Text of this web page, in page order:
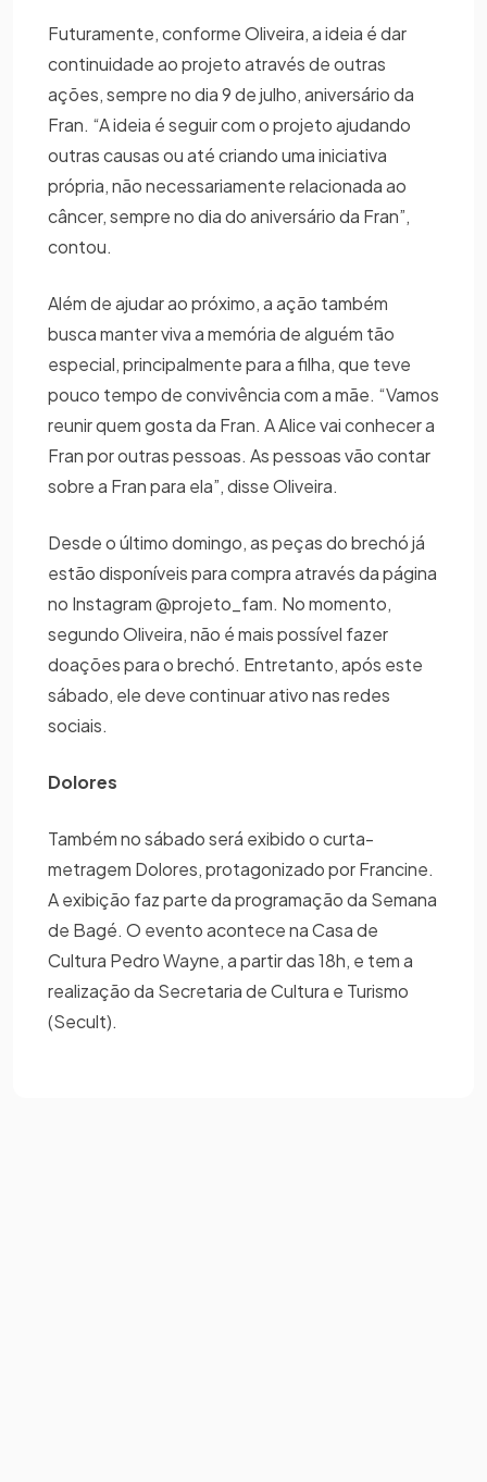
Futuramente, conforme Oliveira, a ideia é dar
continuidade ao projeto através de outras
ações, sempre no dia 9 de julho, aniversário da
Fran. “A ideia é seguir com o projeto ajudando
outras causas ou até criando uma iniciativa
própria, não necessariamente relacionada ao
câncer, sempre no dia do aniversário da Fran”,
contou.
Além de ajudar ao próximo, a ação também
busca manter viva a memória de alguém tão
especial, principalmente para a filha, que teve
pouco tempo de convivência com a mãe. “Vamos
reunir quem gosta da Fran. A Alice vai conhecer a
Fran por outras pessoas. As pessoas vão contar
sobre a Fran para ela”, disse Oliveira.
Desde o último domingo, as peças do brechó já
estão disponíveis para compra através da página
no Instagram @projeto_fam. No momento,
segundo Oliveira, não é mais possível fazer
doações para o brechó. Entretanto, após este
sábado, ele deve continuar ativo nas redes
sociais.
Dolores
Também no sábado será exibido o curta-
metragem Dolores, protagonizado por Francine.
A exibição faz parte da programação da Semana
de Bagé. O evento acontece na Casa de
Cultura Pedro Wayne, a partir das 18h, e tem a
realização da Secretaria de Cultura e Turismo
(Secult).